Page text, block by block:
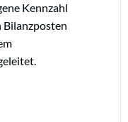
Kennzahl
Bilanzposten